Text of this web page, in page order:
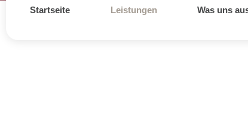
Startseite Leistungen Was uns